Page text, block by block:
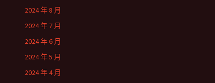
2024 年 8 月
2024 年 7 月
2024 年 6 月
2024 年 5 月
2024 年 4 月